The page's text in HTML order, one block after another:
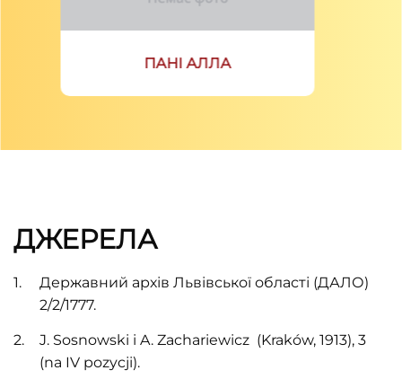
ПАНІ АЛЛА
ДЖЕРЕЛА
Державний архів Львівської області (ДАЛО)
2/2/1777.
J. Sosnowski i A. Zachariewiсz (Kraków, 1913), 3
(na IV pozycji).